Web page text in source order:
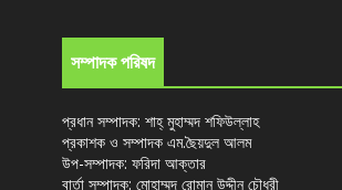
সম্পাদক পরিষদ
প্রধান সম্পাদক: শাহ্ মুহাম্মদ শফিউল্লাহ
প্রকাশক ও সম্পাদক এম.ছৈয়দুল আলম
উপ-সম্পাদক: ফরিদা আক্তার
বার্তা সম্পাদক: মোহাম্মদ রোমান উদ্দীন চৌধুরী